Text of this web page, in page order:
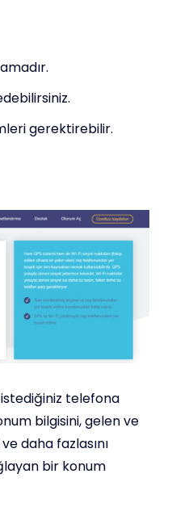
gerektirebilir.
telefona
bilgisini, gelen ve
daha fazlasını
bir konum